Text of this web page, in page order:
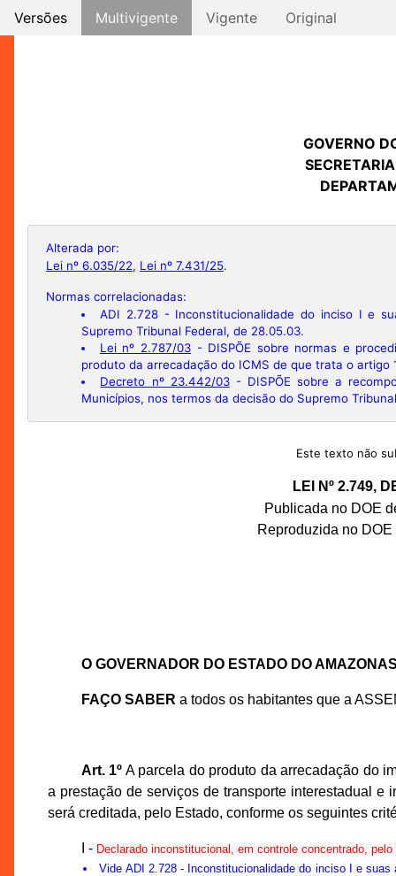
Versões Multivigente Vigente Original
GOVERNO
Alterada por:
Lei nº 6.035/22, Lei nº 7.431/25.
Normas correlacionadas:
ADI 2.728- Inconstitucionalidade do inciso I e
Supremo Tribunal Federal, de 28.05.03.
Lei nº 2.787/03 - DISPÕE sobre normas e
produto da arrecadação do ICMS de que trata o
Decreto nº 23.442/03- DISPÕE sobre a
Municípios, nos termos da decisão do Supremo
Este texto não
LEI Nº 2.749,
Publicada no DOE
Reproduzida no
O GOVERNADOR DO ESTADO DO
FAÇO SABER a todos os habitantes que a
Art. 1º A parcela do produto da arrecadação do
a prestação de serviços de transporte interestadual e
será creditada, pelo Estado, conforme os seguintes
I - Declarado inconstitucional, em controle concentrado,
Vide ADI 2.728- Inconstitucionalidade do inciso I e suas